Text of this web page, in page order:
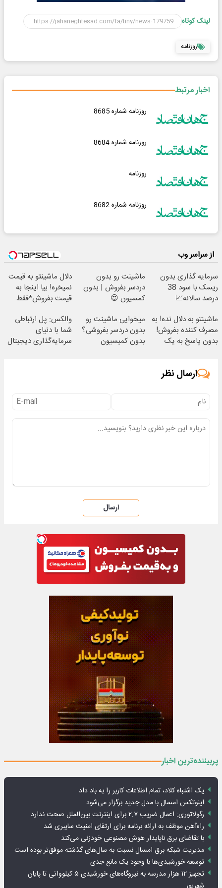
لینک کوتاه
روزنامه
اخبار مرتبط
روزنامه شماره 8685
روزنامه شماره 8684
روزنامه
روزنامه شماره 8682
از سراسر وب
سرمایه گذاری بدون
ریسک با سود 38
درصد سالانه📈
ماشینت رو بدون
دردسر بفروش | بدون
کمسیون 😍
دلال ماشینتو به قیمت
نمیخره! بیا اینجا به
قیمت بفروش*فقط
ماشینتو به دلال نده! به
مصرف کننده بفروش!
بدون پاسخ به یک
میخوایی ماشینت رو
بدون دردسر بفروشی؟
بدون کمیسیون
والکس: پل ارتباطی
شما با دنیای
سرمایه‌گذاری دیجیتال
ارسال نظر
ارسال
پربیننده‌ترین اخبار
یک اشتباه کلاد، تمام اطلاعات کاربر را به باد داد
اینوتکس امسال با مدل جدید برگزار می‌شود
رگولاتوری: اعمال ضریب ۲.۷ برای اینترنت بین‌الملل صحت ندارد
راه‌آهن موظف به ارائه برنامه برای ارتقای امنیت سایبری شد
با تقاضای برق ناپایدار هوش مصنوعی خودزنی می‌کند
مدیریت شبکه برق امسال نسبت به سال‌های گذشته موفق‌تر بوده است
توسعه خورشیدی‌ها با وجود یک مانع جدی
تجهیز ۱۲ هزار مدرسه به نیروگاه‌های خورشیدی ۵ کیلوواتی تا پایان